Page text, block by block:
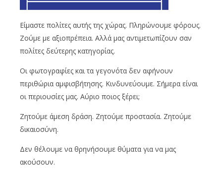
Είμαστε πολίτες αυτής της χώρας. Πληρώνουμε φόρους.
Ζούμε με αξιοπρέπεια. Αλλά μας αντιμετωπίζουν σαν
πολίτες δεύτερης κατηγορίας.
Οι φωτογραφίες και τα γεγονότα δεν αφήνουν
περιθώρια αμφισβήτησης. Κινδυνεύουμε. Σήμερα είναι
οι περιουσίες μας. Αύριο ποιος ξέρει;
Ζητούμε άμεση δράση. Ζητούμε προστασία. Ζητούμε
δικαιοσύνη.
Δεν θέλουμε να θρηνήσουμε θύματα για να μας
ακούσουν.